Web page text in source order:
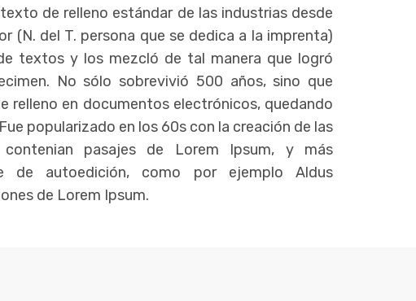
de relleno estándar de las industrias desde
(N. del T. persona que se dedica a la imprenta)
textos y los mezcló de tal manera que logró
No sólo sobrevivió 500 años, sino que
relleno en documentos electrónicos, quedando
popularizado en los 60s con la creación de las
pasajes de Lorem Ipsum, y más
de autoedición, como por ejemplo Aldus
de Lorem Ipsum.